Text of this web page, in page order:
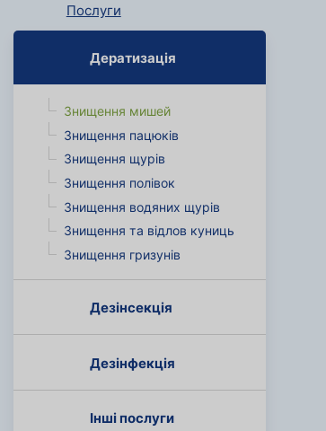
Послуги
Дератизація
Знищення мишей
Знищення пацюків
Знищення щурів
Знищення полівок
Знищення водяних щурів
Знищення та відлов куниць
Знищення гризунів
Дезінсекція
Дезінфекція
Інші послуги